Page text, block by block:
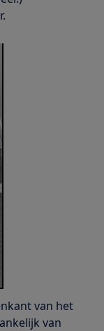
van het
van